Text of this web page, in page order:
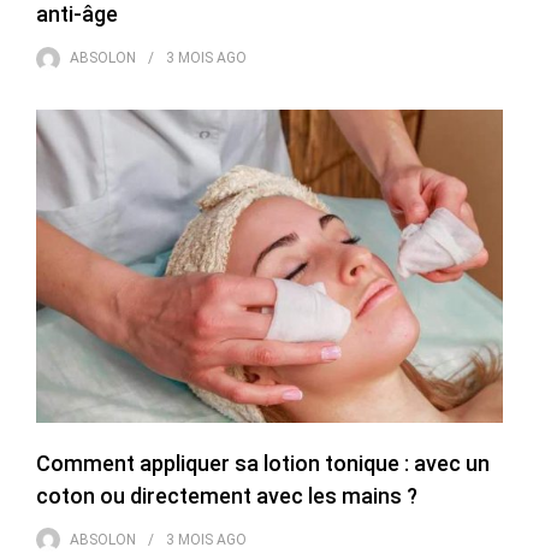
anti-âge
ABSOLON 3 MOIS AGO
Comment appliquer sa lotion tonique : avec un
coton ou directement avec les mains ?
ABSOLON 3 MOIS AGO